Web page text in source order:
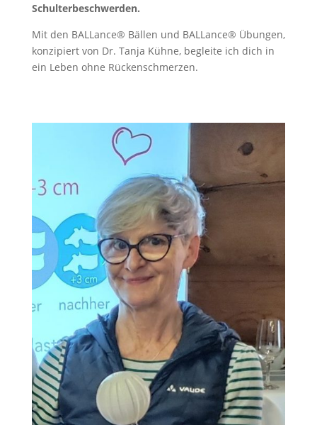
Schulterbeschwerden.
Mit den BALLance® Bällen und BALLance® Übungen,
konzipiert von Dr. Tanja Kühne, begleite ich dich in
ein Leben ohne Rückenschmerzen.